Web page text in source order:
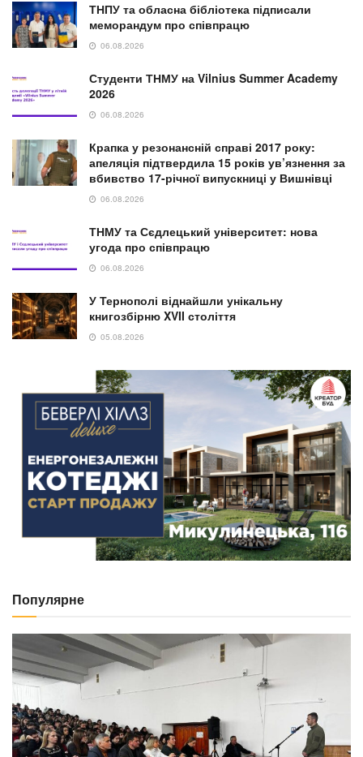
ТНПУ та обласна бібліотека підписали
меморандум про співпрацю
06.08.2026
Студенти ТНМУ на Vilnius Summer Academy
2026
06.08.2026
Крапка у резонансній справі 2017 року:
апеляція підтвердила 15 років ув’язнення за
вбивство 17-річної випускниці у Вишнівці
06.08.2026
ТНМУ та Сєдлецький університет: нова
угода про співпрацю
06.08.2026
У Тернополі віднайшли унікальну
книгозбірню XVII століття
05.08.2026
Популярне